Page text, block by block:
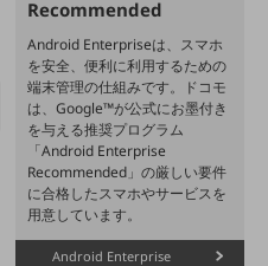
Recommended
Android Enterpriseは、スマホ
を安全、便利に利用するための
端末管理の仕組みです。ドコモ
は、Google™が公式にお墨付き
を与える推奨プログラム
「Android Enterprise
Recommended」の厳しい要件
に合格したスマホやサービスを
用意しています。
Android Enterprise